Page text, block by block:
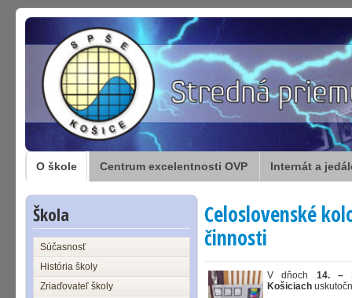
O škole Centrum excelentnosti OVP Internát a
Škola
Súčasnosť
História školy
Zriaďovateľ školy
Celoslovenské
činnosti
V dňoch 14. –
Košiciach